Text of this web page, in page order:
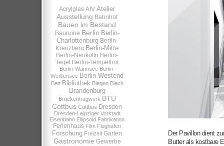
Acrylglas AIV Atelier
Ausstellung Bahnhof
Bauen im Bestand
Bauruine Berlin Berlin-
Charlottenburg Berlin-
Kreuzberg Berlin-Mitte
Berlin-Neukölln Berlin-
Tegel
Berlin-Tempelhof
Berlin-Wannsee Berlin-
Weißensee Berlin-Westend
Bett Bibliothek Biegen Blech
Brandenburg
Brückentragwerk BTU
Cottbus Cottbus Dresden
Dresden-Leipziger Vorstadt
Eisenbahn Ellipsoid Fabrikation
Ferienhaus Film Flughafen
Forschung Freizeit Garten
Gastronomie Gewerbe
Der Pavillon dient
Butter als kostbare